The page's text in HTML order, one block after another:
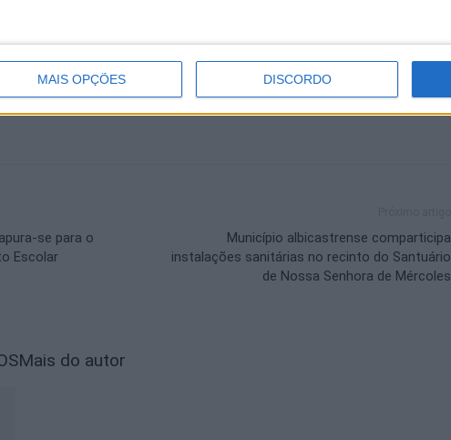
MAIS OPÇÕES DISCORDO
se para o
Escolar
Município albicastrense comparticipa
instalações sanitárias no recinto do Santuário
de Nossa Senhora de Mércoles
Mais do autor